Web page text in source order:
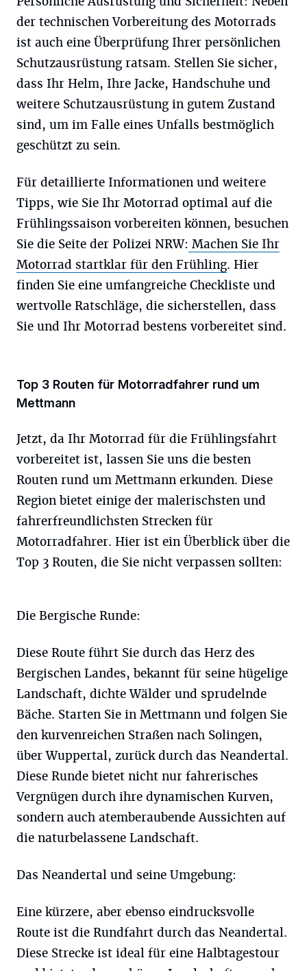
der technischen Vorbereitung des Motorrads
ist auch eine Überprüfung Ihrer persönlichen
Schutzausrüstung ratsam. Stellen Sie sicher,
dass Ihr Helm, Ihre Jacke, Handschuhe und
weitere Schutzausrüstung in gutem Zustand
sind, um im Falle eines Unfalls bestmöglich
geschützt zu sein.
Für detaillierte Informationen und weitere
Tipps, wie Sie Ihr Motorrad optimal auf die
Frühlingssaison vorbereiten können, besuchen
Sie die Seite der Polizei NRW: Machen Sie Ihr
Motorrad startklar für den Frühling. Hier
finden Sie eine umfangreiche Checkliste und
wertvolle Ratschläge, die sicherstellen, dass
Sie und Ihr Motorrad bestens vorbereitet sind.
Top 3 Routen für Motorradfahrer rund um
Mettmann
Jetzt, da Ihr Motorrad für die Frühlingsfahrt
vorbereitet ist, lassen Sie uns die besten
Routen rund um Mettmann erkunden. Diese
Region bietet einige der malerischsten und
fahrerfreundlichsten Strecken für
Motorradfahrer. Hier ist ein Überblick über die
Top 3 Routen, die Sie nicht verpassen sollten:
Die Bergische Runde:
Diese Route führt Sie durch das Herz des
Bergischen Landes, bekannt für seine hügelige
Landschaft, dichte Wälder und sprudelnde
Bäche. Starten Sie in Mettmann und folgen Sie
den kurvenreichen Straßen nach Solingen,
über Wuppertal, zurück durch das Neandertal.
Diese Runde bietet nicht nur fahrerisches
Vergnügen durch ihre dynamischen Kurven,
sondern auch atemberaubende Aussichten auf
die naturbelassene Landschaft.
Das Neandertal und seine Umgebung:
Eine kürzere, aber ebenso eindrucksvolle
Route ist die Rundfahrt durch das Neandertal.
Diese Strecke ist ideal für eine Halbtagestour